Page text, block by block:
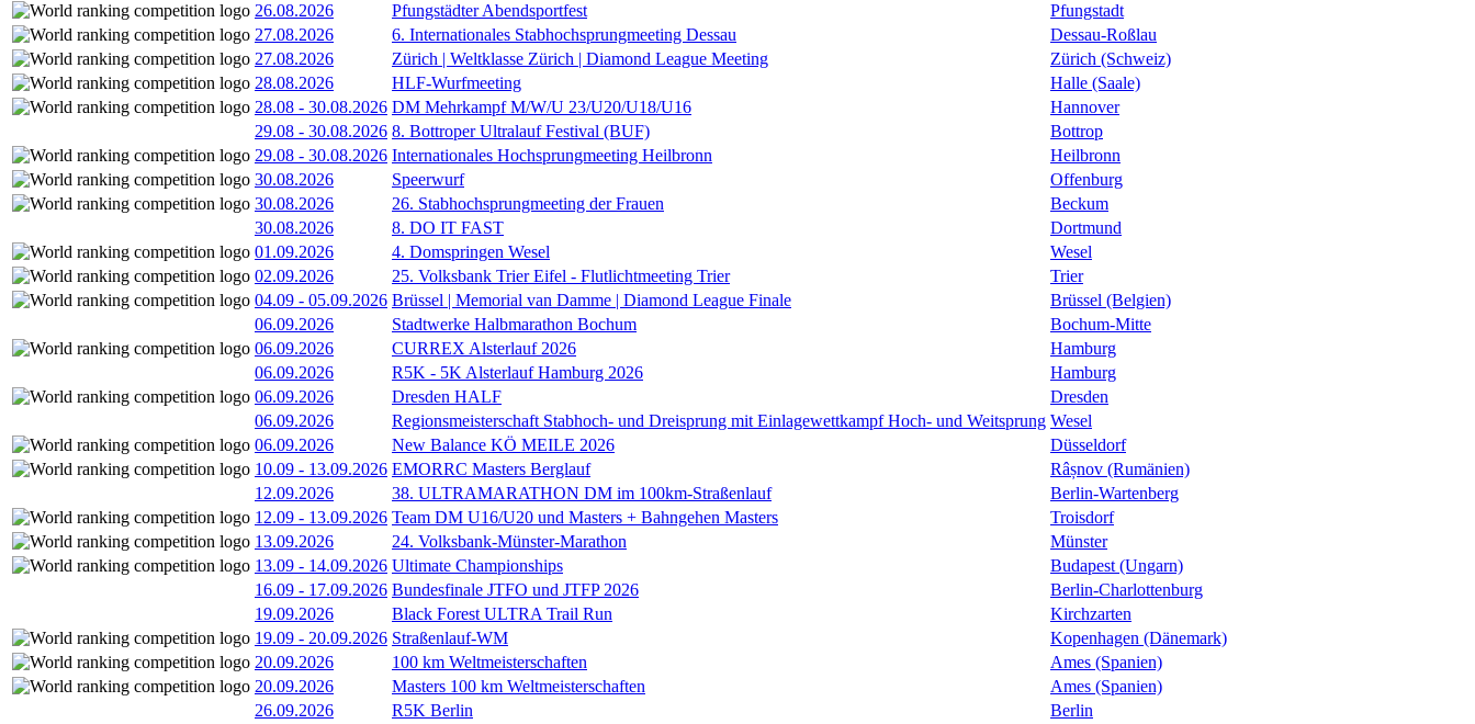
26.08.2026
Pfungstädter Abendsportfest
Pfungstadt
27.08.2026
6. Internationales Stabhochsprungmeeting Dessau
Dessau-Roßlau
27.08.2026
Zürich | Weltklasse Zürich | Diamond League Meeting
Zürich (Schweiz)
28.08.2026
HLF-Wurfmeeting
Halle (Saale)
28.08 - 30.08.2026 DM Mehrkampf M/W/U 23/U20/U18/U16
Hannover
29.08 - 30.08.2026 8. Bottroper Ultralauf Festival (BUF)
Bottrop
29.08 - 30.08.2026 Internationales Hochsprungmeeting Heilbronn
Heilbronn
30.08.2026
Speerwurf
Offenburg
30.08.2026
26. Stabhochsprungmeeting der Frauen
Beckum
30.08.2026
8. DO IT FAST
Dortmund
01.09.2026
4. Domspringen Wesel
Wesel
02.09.2026
25. Volksbank Trier Eifel - Flutlichtmeeting Trier
Trier
04.09 - 05.09.2026 Brüssel | Memorial van Damme | Diamond League Finale
Brüssel (Belgien)
06.09.2026
Stadtwerke Halbmarathon Bochum
Bochum-Mitte
06.09.2026
CURREX Alsterlauf 2026
Hamburg
06.09.2026
R5K - 5K Alsterlauf Hamburg 2026
Hamburg
06.09.2026
Dresden HALF
Dresden
06.09.2026
Regionsmeisterschaft Stabhoch- und Dreisprung mit Einlagewettkampf Hoch- und Weitsprung Wesel
06.09.2026
New Balance KÖ MEILE 2026
Düsseldorf
10.09 - 13.09.2026 EMORRC Masters Berglauf
Râșnov (Rumänien)
12.09.2026
38. ULTRAMARATHON DM im 100km-Straßenlauf
Berlin-Wartenberg
12.09 - 13.09.2026 Team DM U16/U20 und Masters + Bahngehen Masters
Troisdorf
13.09.2026
24. Volksbank-Münster-Marathon
Münster
13.09 - 14.09.2026 Ultimate Championships
Budapest (Ungarn)
16.09 - 17.09.2026 Bundesfinale JTFO und JTFP 2026
Berlin-Charlottenburg
19.09.2026
Black Forest ULTRA Trail Run
Kirchzarten
19.09 - 20.09.2026 Straßenlauf-WM
Kopenhagen (Dänemark)
20.09.2026
100 km Weltmeisterschaften
Ames (Spanien)
20.09.2026
Masters 100 km Weltmeisterschaften
Ames (Spanien)
26.09.2026
R5K Berlin
Berlin